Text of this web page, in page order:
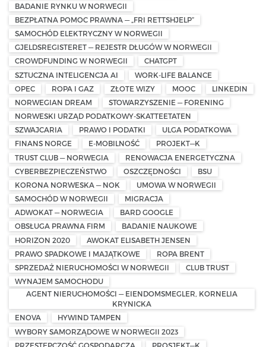
BADANIE RYNKU W NORWEGII
BEZPŁATNA POMOC PRAWNA — „FRI RETTSHJELP”
SAMOCHÓD ELEKTRYCZNY W NORWEGII
GJELDSREGISTERET — REJESTR DŁUGÓW W NORWEGII
CROWDFUNDING W NORWEGII
CHATGPT
SZTUCZNA INTELIGENCJA AI
WORK-LIFE BALANCE
OPEC
ROPA I GAZ ZŁOTE WIZY MOOC
LINKEDIN
NORWEGIAN DREAM
STOWARZYSZENIE — FORENING
NORWESKI URZĄD PODATKOWY-SKATTEETATEN
SZWAJCARIA
PRAWO I PODATKI
ULGA PODATKOWA
FINANS NORGE
E-MOBILNOŚĆ
PROJEKT—K
TRUST CLUB — NORWEGIA
RENOWACJA ENERGETYCZNA
CYBERBEZPIECZEŃSTWO
OSZCZĘDNOŚCI
BSU
KORONA NORWESKA — NOK
UMOWA W NORWEGII
SAMOCHÓD W NORWEGII
MIGRACJA
ADWOKAT — NORWEGIA
BARD GOOGLE
OBSŁUGA PRAWNA FIRM
BADANIE NAUKOWE
HORIZON 2020
AWOKAT ELISABETH JENSEN
PRAWO SPADKOWE I MAJĄTKOWE
ROPA BRENT
SPRZEDAŻ NIERUCHOMOŚCI W NORWEGII
CLUB TRUST
WYNAJEM SAMOCHODU
AGENT NIERUCHOMOŚCI — EIENDOMSMEGLER, KORNELIA
KRYNICKA
ENOVA
HYWIND TAMPEN
WYBORY SAMORZĄDOWE W NORWEGII 2023
PRZESTĘPCZOŚĆ GOSPODARCZA
PROSJEKT—K